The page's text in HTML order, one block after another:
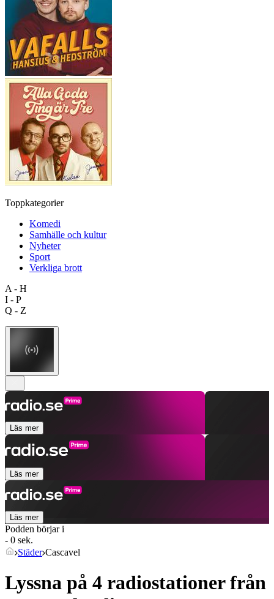
Toppkategorier
Komedi
Samhälle och kultur
Nyheter
Sport
Verkliga brott
A - H
I - P
Q - Z
Läs mer
Läs mer
Läs mer
Podden börjar i
- 0 sek.
Städer Cascavel
Lyssna på 4 radiostationer från